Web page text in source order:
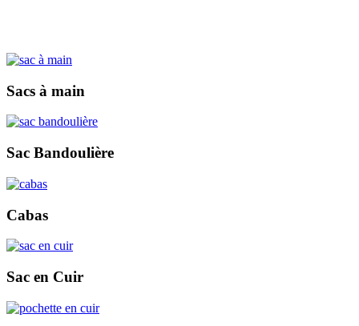
Sacs à main
Sac Bandoulière
Cabas
Sac en Cuir